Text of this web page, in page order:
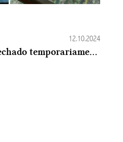
12.10.2024
O Ecomuseu está fechado temporariamente